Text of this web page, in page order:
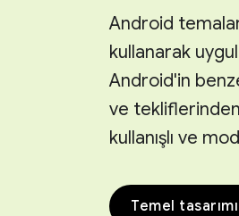
Android
kullanarak
Android'in
ve
kullanışlı ve
Temel